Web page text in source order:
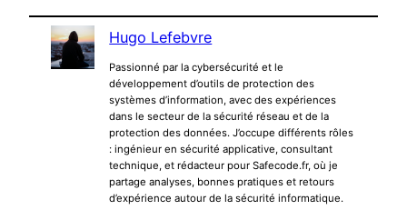
Hugo Lefebvre
Passionné par la cybersécurité et le
développement d’outils de protection des
systèmes d’information, avec des expériences
dans le secteur de la sécurité réseau et de la
protection des données. J’occupe différents rôles
: ingénieur en sécurité applicative, consultant
technique, et rédacteur pour Safecode.fr, où je
partage analyses, bonnes pratiques et retours
d’expérience autour de la sécurité informatique.